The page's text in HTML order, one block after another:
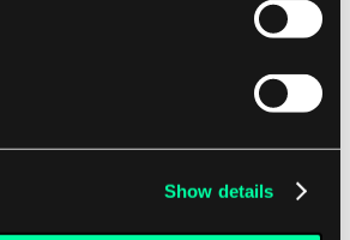
Show details
anbieten, um eine
Wartung